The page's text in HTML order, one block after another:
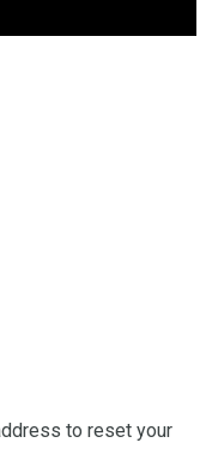
to reset your